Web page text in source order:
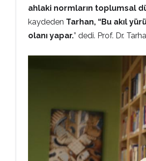
ahlaki normların toplumsal
kaydeden Tarhan, “Bu akıl
olanı yapar.” dedi. Prof. Dr.